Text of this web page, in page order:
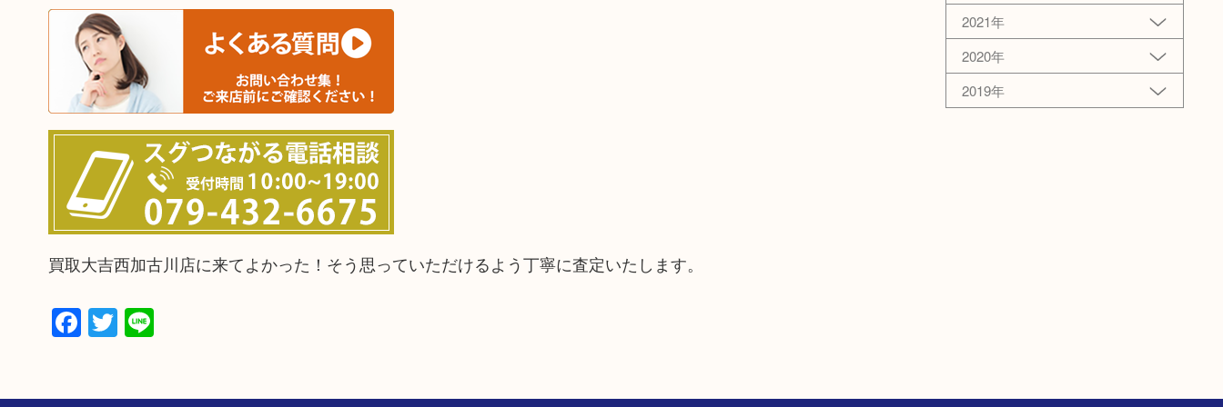
買取大吉西加古川店に来てよかった！そう思っていただけるよう丁寧に査定いたします。
Facebook
Twitter
Line
2021年
2020年
2019年